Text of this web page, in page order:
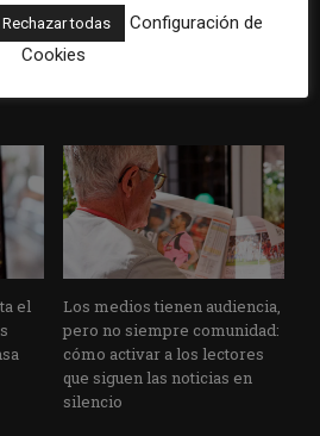
los
de
IA en redacciones, productos
y negocios periodísticos
el
Los medios tienen audiencia,
pero no siempre comunidad:
cómo activar a los lectores
que siguen las noticias en
silencio
Rechazar todas
Configuración de
Cookies